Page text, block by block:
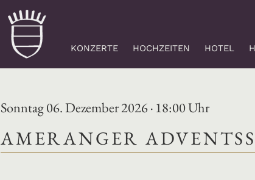
KONZERTE
HOCHZEITEN HOTEL
Sonntag 06. Dezember 2026 · 18:00 Uhr
AMERANGER